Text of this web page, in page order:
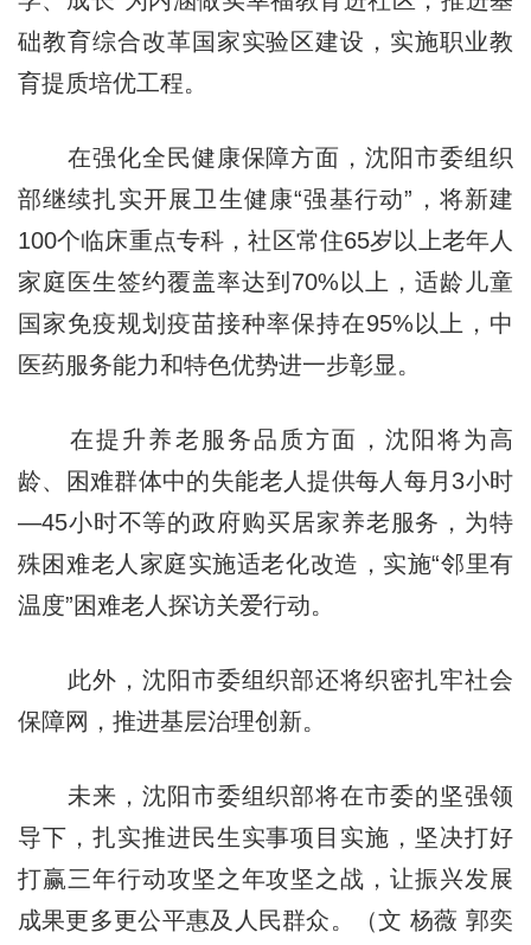
础教育综合改革国家实验区建设，实施职业教
育提质培优工程。
在强化全民健康保障方面，沈阳市委组织
部继续扎实开展卫生健康“强基行动”，将新建
100个临床重点专科，社区常住65岁以上老年人
家庭医生签约覆盖率达到70%以上，适龄儿童
国家免疫规划疫苗接种率保持在95%以上，中
医药服务能力和特色优势进一步彰显。
在提升养老服务品质方面，沈阳将为高
龄、困难群体中的失能老人提供每人每月3小时
—45小时不等的政府购买居家养老服务，为特
殊困难老人家庭实施适老化改造，实施“邻里有
温度”困难老人探访关爱行动。
此外，沈阳市委组织部还将织密扎牢社会
保障网，推进基层治理创新。
未来，沈阳市委组织部将在市委的坚强领
导下，扎实推进民生实事项目实施，坚决打好
打赢三年行动攻坚之年攻坚之战，让振兴发展
成果更多更公平惠及人民群众。（文 杨薇 郭奕